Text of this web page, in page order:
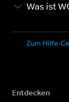
Was ist
Zum Hilfe-
Entdecken